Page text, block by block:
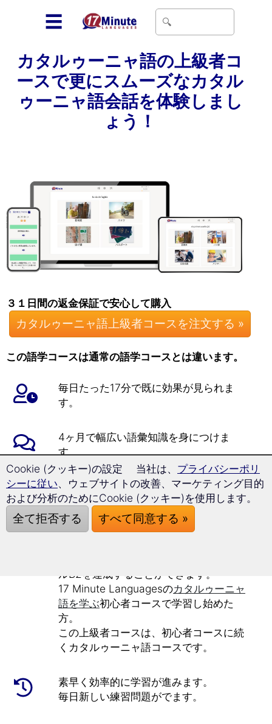
☰
カタルゥーニャ語の上級者コ
ースで更にスムーズなカタル
ゥーニャ語会話を体験しまし
ょう！
３１日間の返金保証で安心して購入
カタルゥーニャ語上級者コースを注文する »
この語学コースは通常の語学コースとは違います。
毎日たった17分で既に効果が見られま
す。
4ヶ月で幅広い語彙知識を身につけま
す。
問題なくすらすらとカタルゥーニャ語で
会話できるようになります。
このカタルゥーニャ語上級者コースで
は、ヨーロッパで学習者の習得状況を示
ルB2を達成することができます。
17 Minute Languagesのカタルゥーニャ
語を学ぶ初心者コースで学習し始めた
方。
この上級者コースは、初心者コースに続
くカタルゥーニャ語コースです。
素早く効率的に学習が進みます。
毎日新しい練習問題がでます。
Cookie (クッキー)の設定 当社は、 プライバシーポリ
シーに従い、ウェブサイトの改善、マーケティング目的
および分析のためにCookie (クッキー)を使用します。
全て拒否する すべて同意する »